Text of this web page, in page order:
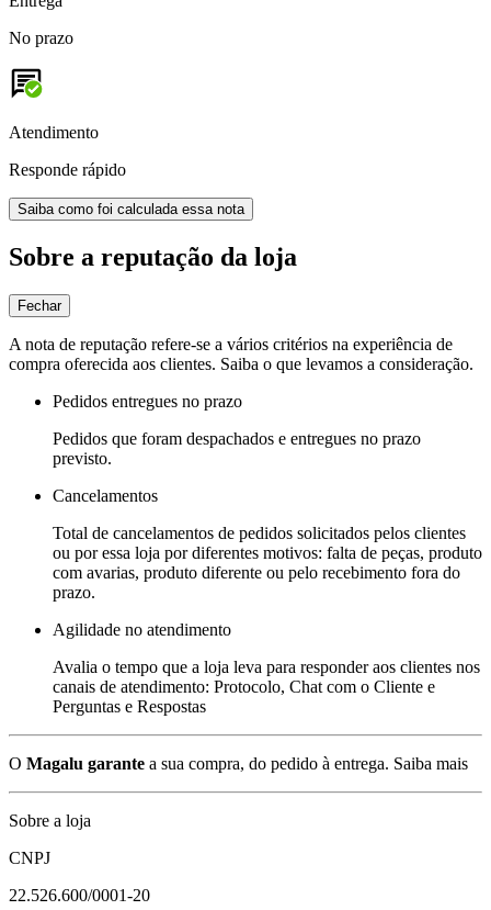
No prazo
Atendimento
Responde rápido
Saiba como foi calculada essa nota
Sobre a reputação da loja
Fechar
A nota de reputação refere-se a vários critérios na experiência de
compra oferecida aos clientes. Saiba o que levamos a consideração.
Pedidos entregues no prazo
Pedidos que foram despachados e entregues no prazo
previsto.
Cancelamentos
Total de cancelamentos de pedidos solicitados pelos clientes
ou por essa loja por diferentes motivos: falta de peças, produto
com avarias, produto diferente ou pelo recebimento fora do
prazo.
Agilidade no atendimento
Avalia o tempo que a loja leva para responder aos clientes nos
canais de atendimento: Protocolo, Chat com o Cliente e
Perguntas e Respostas
O Magalu garante a sua compra, do pedido à entrega. Saiba mais
Sobre a loja
CNPJ
22.526.600/0001-20